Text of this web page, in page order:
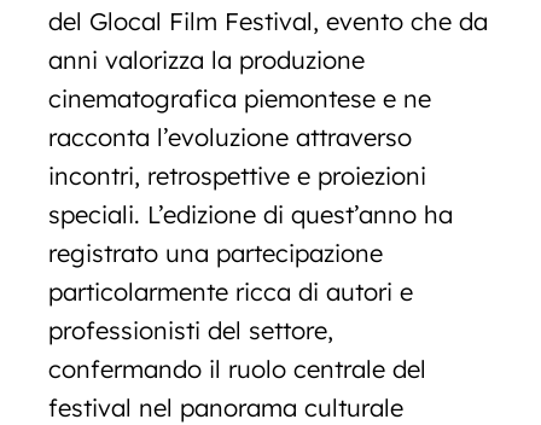
del Glocal Film Festival, evento che da
anni valorizza la produzione
cinematografica piemontese e ne
racconta l’evoluzione attraverso
incontri, retrospettive e proiezioni
speciali. L’edizione di quest’anno ha
registrato una partecipazione
particolarmente ricca di autori e
professionisti del settore,
confermando il ruolo centrale del
festival nel panorama culturale